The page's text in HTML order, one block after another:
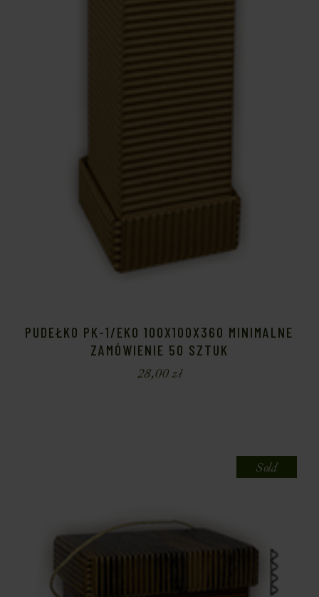
PUDEŁKO PK-1/EKO 100X100X360 MINIMALNE
ZAMÓWIENIE 50 SZTUK
28,00zł
Sold